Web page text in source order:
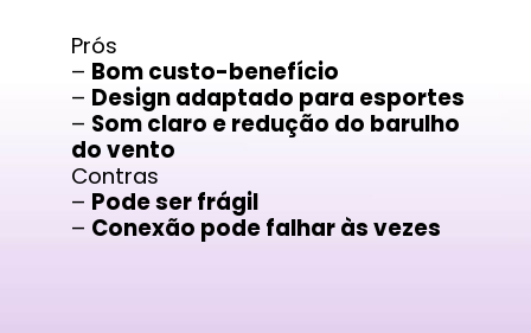
Prós
– Bom custo-benefício
– Design adaptado para esportes
– Som claro e redução do barulho
do vento
Contras
– Pode ser frágil
– Conexão pode falhar às vezes